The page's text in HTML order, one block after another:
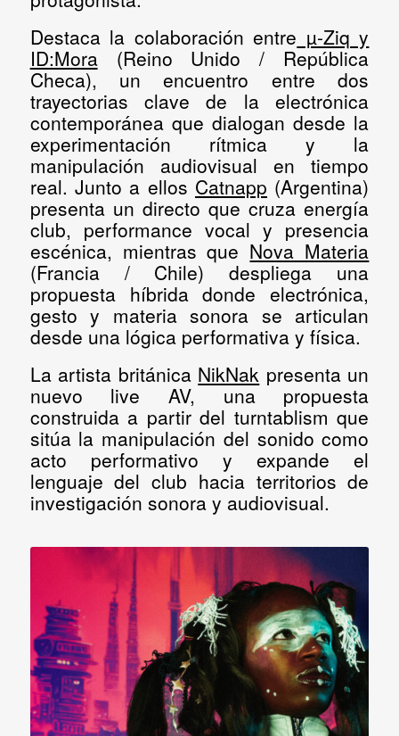
Destaca la colaboración entre µ-Ziq y
ID:Mora(Reino Unido / República
Checa), un encuentro entre dos
trayectorias clave de la electrónica
contemporánea que dialogan desde la
experimentación rítmica y la
manipulación audiovisual en tiempo
real. Junto a ellos Catnapp (Argentina)
presenta un directo que cruza energía
club, performance vocal y presencia
escénica, mientras que Nova Materia
(Francia / Chile) despliega una
propuesta híbrida donde electrónica,
gesto y materia sonora se articulan
desde una lógica performativa y física.
La artista británica NikNak presenta un
nuevo live AV, una propuesta
construida a partir del turntablism que
sitúa la manipulación del sonido como
acto performativo y expande el
lenguaje del club hacia territorios de
investigación sonora y audiovisual.